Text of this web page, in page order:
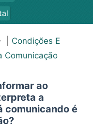
| Condições E
Comunicação
ao
a
comunicando é